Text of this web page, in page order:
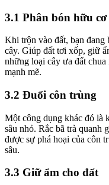
3.1 Phân bón hữu cơ
Khi trộn vào đất, bạn đang
cây. Giúp đất tơi xốp, giữ
những loại cây ưa đất chua
mạnh mẽ.
3.2 Đuổi côn trùng
Một công dụng khác đó là
sâu nhỏ. Rắc bã trà quanh
được sự phá hoại của côn
sâu.
3.3 Giữ ẩm cho đất